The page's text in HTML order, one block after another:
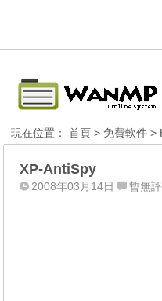
現在位置：首頁 >免費軟件 >
XP-AntiSpy
2008年03月14日 暫無